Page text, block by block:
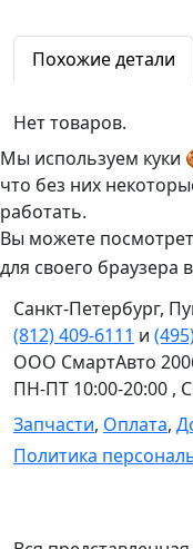
Похожие детали
Нет товаров.
Мы используем куки
что без них
работать.
Вы можете
для своего браузера в
Санкт-Петербург,
(812) 409-6111 и
ООО СмартАвто
ПН-ПТ 10:00-20:00 ,
Запчасти, Оплата,
Политика